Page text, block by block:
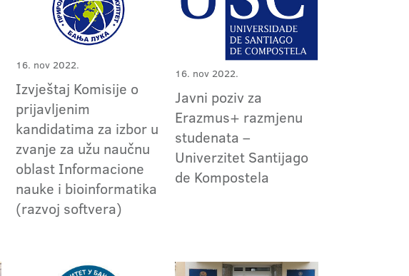
16. nov 2022.
Izvještaj Komisije o
prijavljenim
kandidatima za izbor u
zvanje za užu naučnu
oblast Informacione
nauke i bioinformatika
(razvoj softvera)
16. nov 2022.
Javni poziv za
Erazmus+ razmjenu
studenata –
Univerzitet Santijago
de Kompostela